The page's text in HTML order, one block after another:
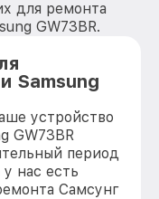
для ремонта
GW73BR.
Samsung
устройство
GW73BR
период
нас есть
Самсунг